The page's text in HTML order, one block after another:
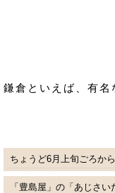
鎌倉といえば、有名
ちょうど6月上旬ごろか
「豊島屋」の「あじさい